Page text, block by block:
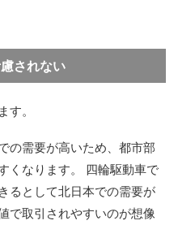
されない
。
の需要が高いため、都市部
くなります。 四輪駆動車で
るとして北日本での需要が
で取引されやすいのが想像